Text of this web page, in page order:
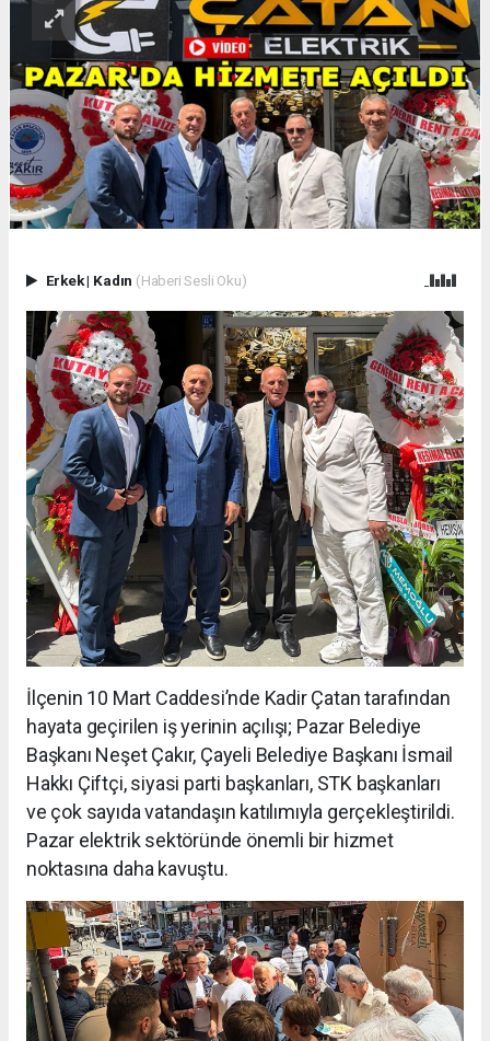
Erkek| Kadın (Haberi Sesli Oku)
İlçenin 10 Mart Caddesi’nde Kadir Çatan tarafından
hayata geçirilen iş yerinin açılışı; Pazar Belediye
Başkanı Neşet Çakır, Çayeli Belediye Başkanı İsmail
Hakkı Çiftçi, siyasi parti başkanları, STK başkanları
ve çok sayıda vatandaşın katılımıyla gerçekleştirildi.
Pazar elektrik sektöründe önemli bir hizmet
noktasına daha kavuştu.